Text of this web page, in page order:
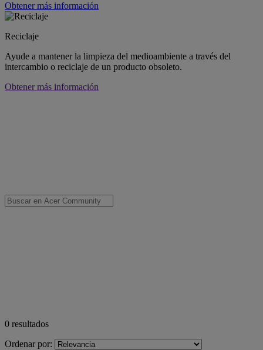
Obtener más información
Reciclaje
Ayude a mantener la limpieza del medioambiente a través del
intercambio o reciclaje de un producto obsoleto.
Obtener más información
0 resultados
Ordenar por: